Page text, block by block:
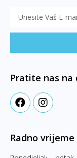
Pratite nas na
Radno vrijeme